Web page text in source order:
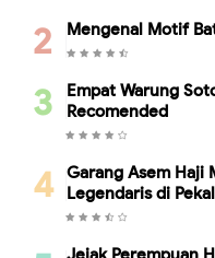
Mengenal Motif
Empat Warung
Recomended
Garang Asem Haji
Legendaris di